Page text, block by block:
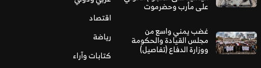
على مأرب وحضرموت
غضب يمني واسع من
مجلس القيادة والحكومة
ووزارة الدفاع (تفاصيل)
اقتصاد
رياضة
كتابات وآراء